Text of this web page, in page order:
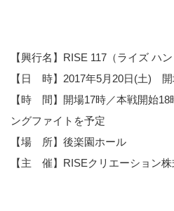
【興行名】RISE 117（ライズ ハ
【日 時】2017年5月20日(土) 開
【時 間】開場17時／本戦開始
ングファイトを予定
【場 所】後楽園ホール
【主 催】RISEクリエーション株